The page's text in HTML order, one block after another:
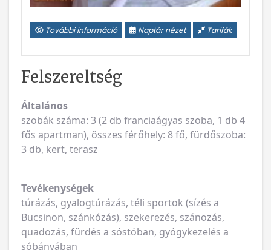
További információ Naptár nézet Tarifák
Felszereltség
Általános
szobák száma: 3 (2 db franciaágyas szoba, 1 db 4
fős apartman), összes férőhely: 8 fő, fürdőszoba:
3 db, kert, terasz
Tevékenységek
túrázás, gyalogtúrázás, téli sportok (sízés a
Bucsinon, szánkózás), szekerezés, szánozás,
quadozás, fürdés a sóstóban, gyógykezelés a
sóbányában